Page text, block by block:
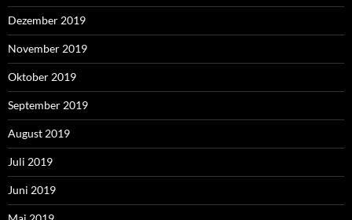
Dezember 2019
November 2019
Oktober 2019
September 2019
August 2019
Juli 2019
Juni 2019